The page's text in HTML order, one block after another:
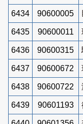
6434 90600005
6435 90600011
6436 90600315
6437 90600672
6438 90600722
6439 90601193